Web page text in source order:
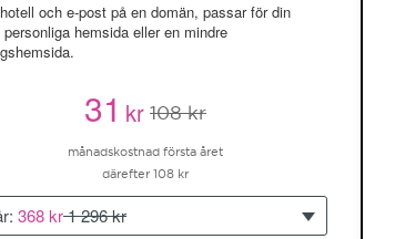
och e-post på en domän, passar för din
hemsida eller en mindre
31kr 108 kr
månadskostnad första året
därefter 108 kr
368 kr1 296 kr